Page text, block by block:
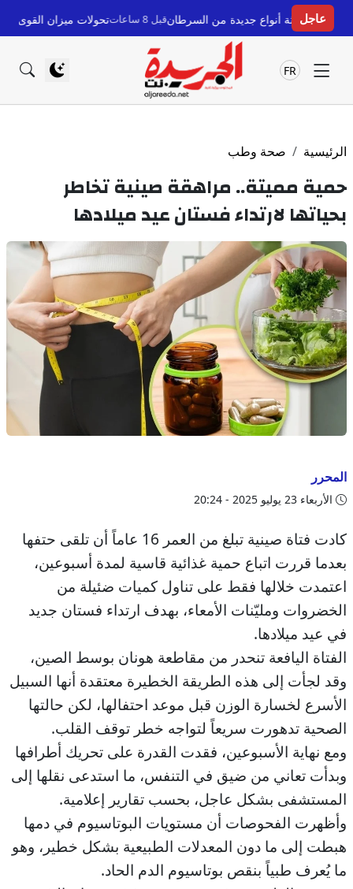
عاجل
أنواع جديدة من السرطانقبل 8 ساعات تحولات ميزان القوى في سبتة ومليلية:
FR
الرئيسية صحة وطب
حمية مميتة.. مراهقة صينية تخاطر
بحياتها لارتداء فستان عيد ميلادها
المحرر
الأربعاء 23 يوليو 2025 - 20:24
كادت فتاة صينية تبلغ من العمر 16 عاماً أن تلقى حتفها
بعدما قررت اتباع حمية غذائية قاسية لمدة أسبوعين،
اعتمدت خلالها فقط على تناول كميات ضئيلة من
الخضروات ومليّنات الأمعاء، بهدف ارتداء فستان جديد
في عيد ميلادها.
الفتاة اليافعة تنحدر من مقاطعة هونان بوسط الصين،
وقد لجأت إلى هذه الطريقة الخطيرة معتقدة أنها السبيل
الأسرع لخسارة الوزن قبل موعد احتفالها، لكن حالتها
الصحية تدهورت سريعاً لتواجه خطر توقف القلب.
ومع نهاية الأسبوعين، فقدت القدرة على تحريك أطرافها
وبدأت تعاني من ضيق في التنفس، ما استدعى نقلها إلى
المستشفى بشكل عاجل، بحسب تقارير إعلامية.
وأظهرت الفحوصات أن مستويات البوتاسيوم في دمها
هبطت إلى ما دون المعدلات الطبيعية بشكل خطير، وهو
ما يُعرف طبياً بنقص بوتاسيوم الدم الحاد.